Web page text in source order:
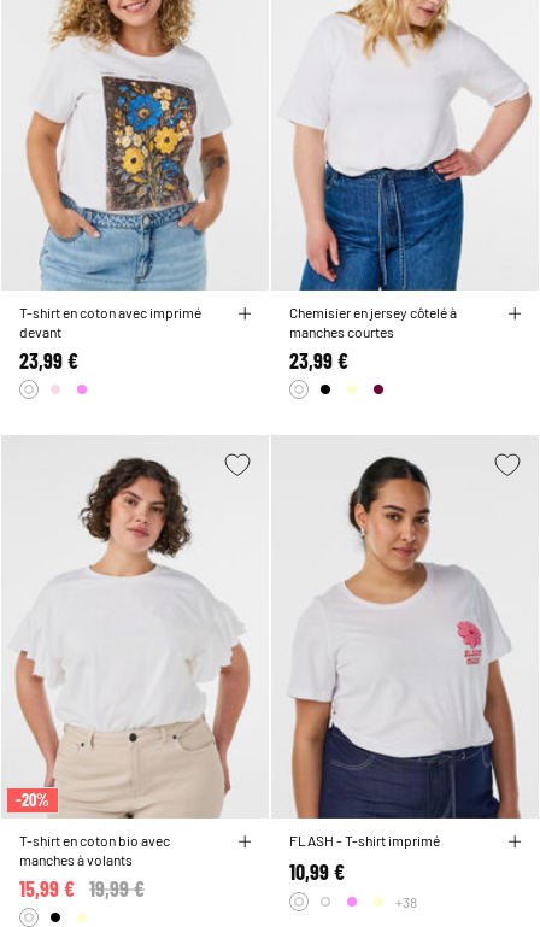
T-shirt en coton avec imprimé
devant
23,99 €
Chemisier en jersey côtelé à
manches courtes
23,99 €
-20%
T-shirt en coton bio avec
manches à volants
Price reduced from
19,99 €
15,99 €
FLASH - T-shirt imprimé
10,99 €
+38